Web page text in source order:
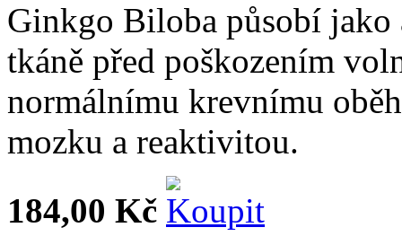
Ginkgo Biloba působí
tkáně před poškozením
normálnímu krevnímu
mozku a reaktivitou.
184,00 Kč